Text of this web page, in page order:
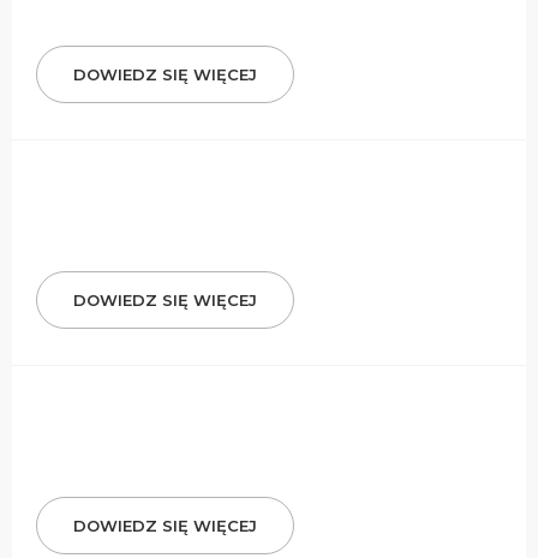
DOWIEDZ SIĘ WIĘCEJ
DOWIEDZ SIĘ WIĘCEJ
DOWIEDZ SIĘ WIĘCEJ